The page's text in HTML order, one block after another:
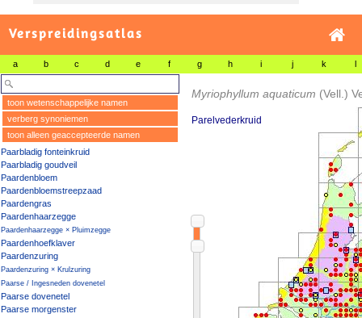
Verspreidingsatlas
a b c d e f g h i j k l
toon wetenschappelijke namen
verberg synoniemen
toon alleen geaccepteerde namen
Paarbladig fonteinkruid
Paarbladig goudveil
Paardenbloem
Paardenbloemstreepzaad
Paardengras
Paardenhaarzegge
Paardenhaarzegge × Pluimzegge
Paardenhoefklaver
Paardenzuring
Paardenzuring × Krulzuring
Paarse / Ingesneden dovenetel
Paarse dovenetel
Paarse morgenster
Myriophyllum aquaticum (Vell.)
Parelvederkruid